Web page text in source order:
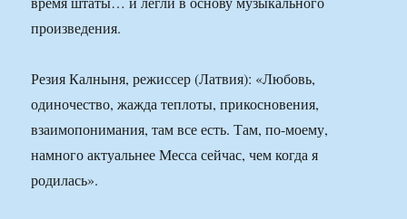
произведения.
Резия Калныня, режиссер (Латвия): «Любовь,
одиночество, жажда теплоты, прикосновения,
взаимопонимания, там все есть. Там, по-моему,
намного актуальнее Месса сейчас, чем когда я
родилась».